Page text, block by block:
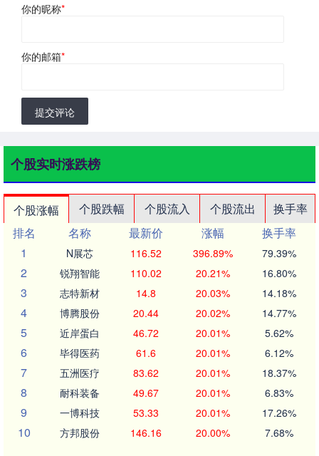
你的昵称*
你的邮箱*
提交评论
个股实时涨跌榜
个股涨幅 个股跌幅 个股流入 个股流出
换手率
排名
名称 最新价 涨幅
换手率
1
N展芯 116.52 396.89% 79.39%
2 锐翔智能 110.02 20.21% 16.80%
3 志特新材 14.8 20.03% 14.18%
4 博腾股份 20.44 20.02% 14.77%
5 近岸蛋白 46.72 20.01% 5.62%
6 毕得医药 61.6 20.01% 6.12%
7 五洲医疗 83.62 20.01% 18.37%
8 耐科装备 49.67 20.01% 6.83%
9 一博科技 53.33 20.01% 17.26%
10 方邦股份 146.16 20.00% 7.68%